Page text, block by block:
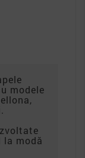
modele
modă